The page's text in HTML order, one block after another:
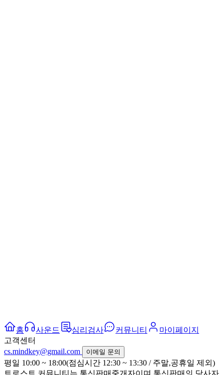
홈 사운드 심리검사 커뮤니티
마이페이지
고객센터
cs.mindkey@gmail.com
이메일 문의
평일 10:00 ~ 18:00(점심시간 12:30 ~ 13:30 / 주말,공휴일 제외)
트로스트 커뮤니티는 통신판매중개자이며 통신판매의 당사자